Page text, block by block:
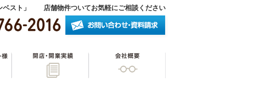
ベスト」 店舗物件ついてお気軽にご相談ください
物件を貸したいオーナー様 開店・開業実績